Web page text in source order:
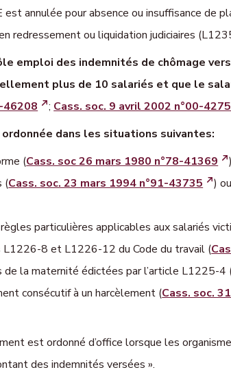
annulée pour absence ou insuffisance de
redressement ou liquidation judiciaires
emploi des indemnités de chômage
plus de 10 salariés et que le
46208 ; Cass. soc. 9 avril 2002 n°00-
dans les situations suivantes:
(Cass. soc 26 mars 1980 n°78-41369
(Cass. soc. 23 mars 1994 n°91-43735
)
particulières applicables aux salariés
L1226-8 et L1226-12 du Code du travail (
la maternité édictées par l’article L1225-4
consécutif à un harcèlement (Cass. soc.
est ordonné d’office lorsque les
des indemnités versées ».